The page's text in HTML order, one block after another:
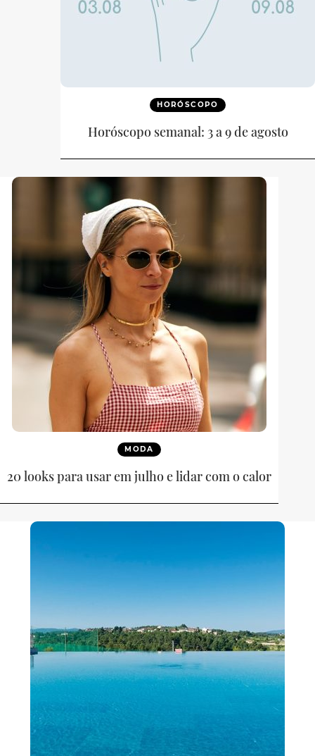
HORÓSCOPO
Horóscopo semanal: 3 a 9 de agosto
MODA
20 looks para usar em julho e lidar com o calor